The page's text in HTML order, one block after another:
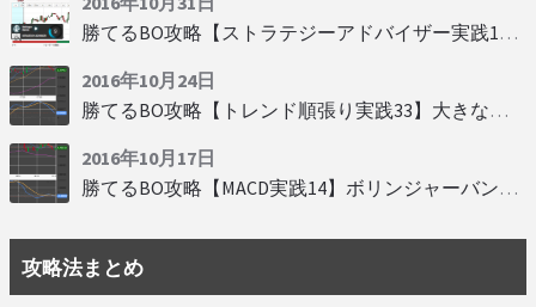
勝てるBO攻略【ストラテジーアドバイザー実践19】慌てず自動分析
2016年10月24日
勝てるBO攻略【トレンド順張り実践33】大きな変動にすべり込み
2016年10月17日
勝てるBO攻略【MACD実践14】ボリンジャーバンドとともに相場を読む
攻略法まとめ